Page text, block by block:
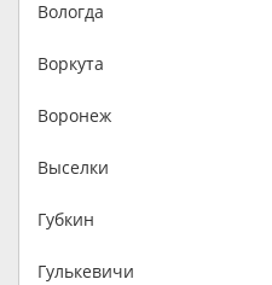
Вологда
Воркута
Воронеж
Выселки
Губкин
Гулькевичи